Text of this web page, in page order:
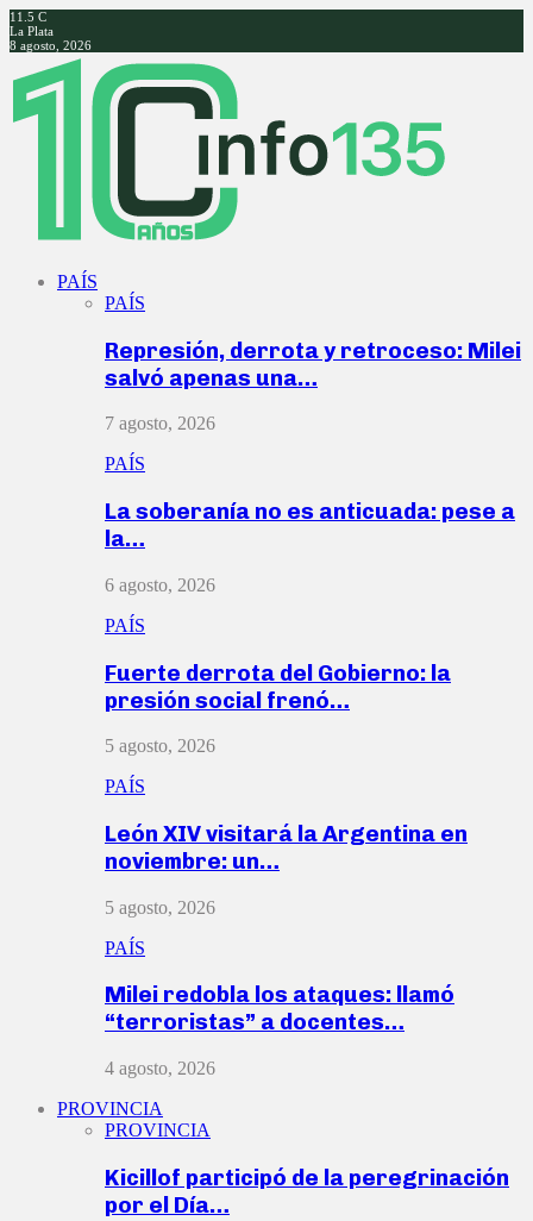
11.5 C
La Plata
8 agosto, 2026
Facebook
Twitter
Instagram
Youtube
PAÍS
PAÍS
Represión, derrota y retroceso: Milei
salvó apenas una…
7 agosto, 2026
PAÍS
La soberanía no es anticuada: pese a
la…
6 agosto, 2026
PAÍS
Fuerte derrota del Gobierno: la
presión social frenó…
5 agosto, 2026
PAÍS
León XIV visitará la Argentina en
noviembre: un…
5 agosto, 2026
PAÍS
Milei redobla los ataques: llamó
“terroristas” a docentes…
4 agosto, 2026
PROVINCIA
PROVINCIA
Kicillof participó de la peregrinación
por el Día…